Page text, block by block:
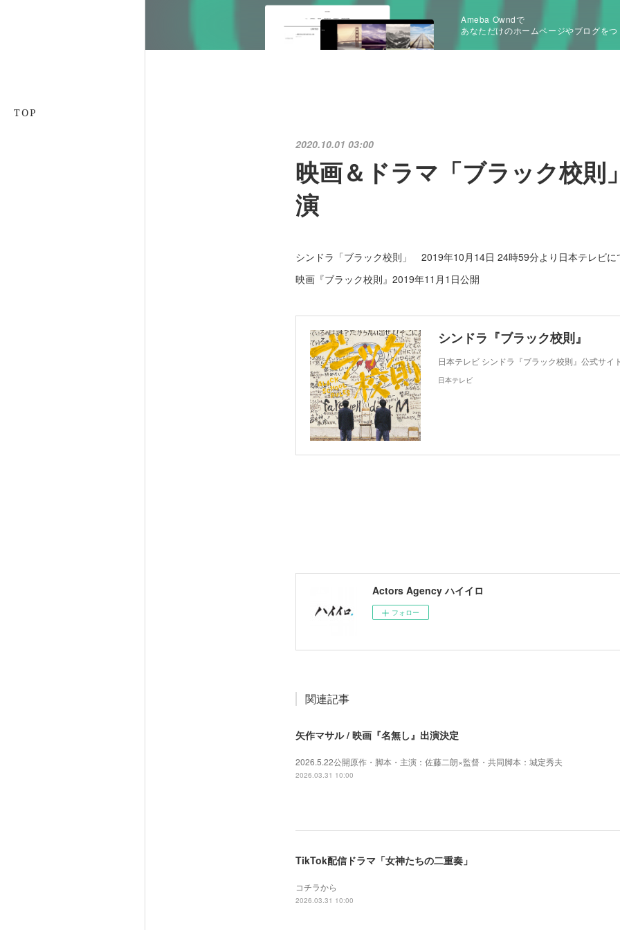
TOP
Ameba Owndで
あなただけのホームページやブログを
2020.10.01 03:00
映画＆ドラマ「ブラック校則
演
シンドラ「ブラック校則」 2019年10月14日 24時59分より日本テレビに
映画『ブラック校則』2019年11月1日公開
シンドラ『ブラック校則』
日本テレビ シンドラ『ブラック校則』公式サイ
日本テレビ
Actors Agency ハイイロ
フォロー
関連記事
矢作マサル / 映画『名無し』出演決定
2026.5.22公開原作・脚本・主演：佐藤二朗×監督・共同脚本：城定秀夫
2026.03.31 10:00
TikTok配信ドラマ「女神たちの二重奏」
コチラから
2026.03.31 10:00